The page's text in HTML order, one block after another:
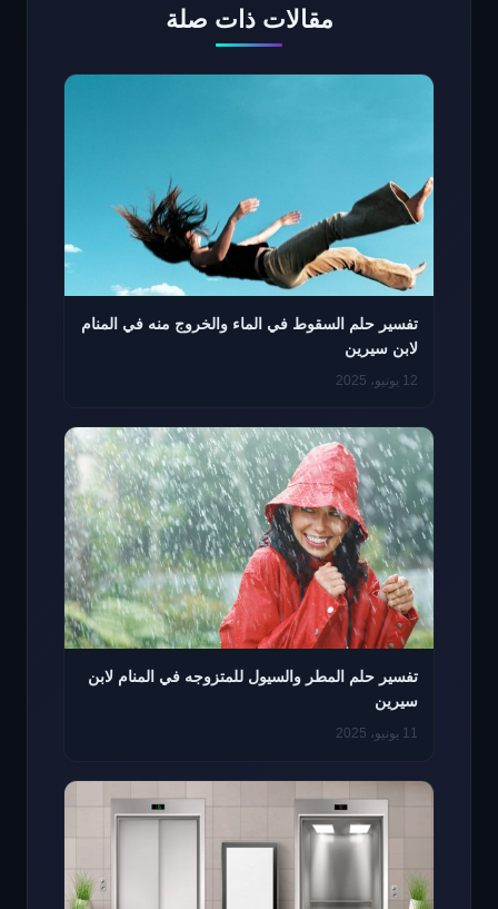
مقالات ذات صلة
تفسير حلم السقوط في الماء والخروج منه في المنام
لابن سيرين
12 يونيو، 2025
تفسير حلم المطر والسيول للمتزوجه في المنام لابن
سيرين
11 يونيو، 2025